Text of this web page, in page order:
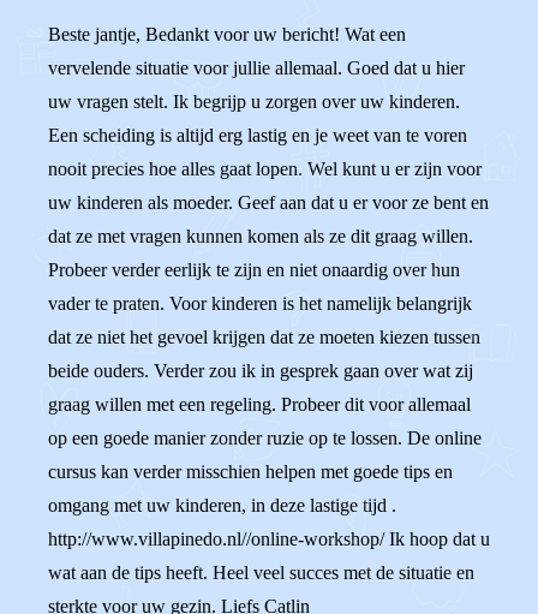
Beste jantje, Bedankt voor uw bericht! Wat een
vervelende situatie voor jullie allemaal. Goed dat u hier
uw vragen stelt. Ik begrijp u zorgen over uw kinderen.
Een scheiding is altijd erg lastig en je weet van te voren
nooit precies hoe alles gaat lopen. Wel kunt u er zijn voor
uw kinderen als moeder. Geef aan dat u er voor ze bent en
dat ze met vragen kunnen komen als ze dit graag willen.
Probeer verder eerlijk te zijn en niet onaardig over hun
vader te praten. Voor kinderen is het namelijk belangrijk
dat ze niet het gevoel krijgen dat ze moeten kiezen tussen
beide ouders. Verder zou ik in gesprek gaan over wat zij
graag willen met een regeling. Probeer dit voor allemaal
op een goede manier zonder ruzie op te lossen. De online
cursus kan verder misschien helpen met goede tips en
omgang met uw kinderen, in deze lastige tijd .
http://www.villapinedo.nl//online-workshop/ Ik hoop dat u
wat aan de tips heeft. Heel veel succes met de situatie en
sterkte voor uw gezin. Liefs Catlin